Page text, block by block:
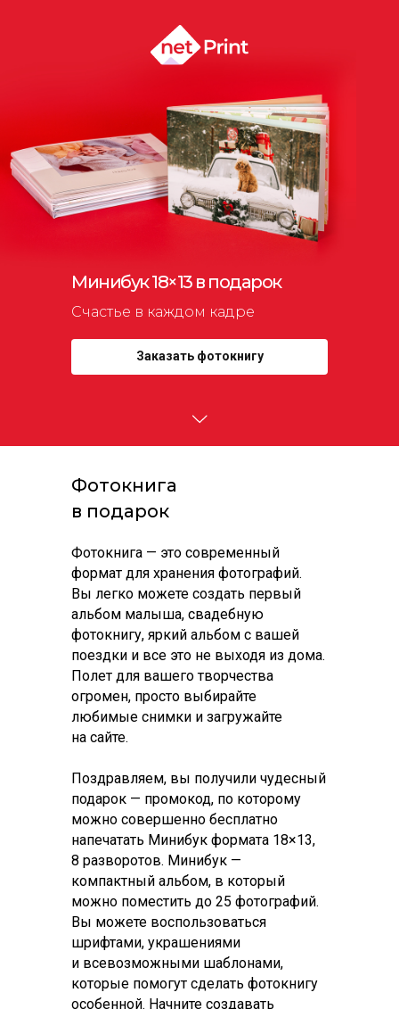
Счастье в каждом кадре
Заказать фотокнигу
Минибук 18×13 в подарок
Фотокнига
в подарок
Фотокнига — это современный
формат для хранения фотографий.
Вы легко можете создать первый
альбом малыша, свадебную
фотокнигу, яркий альбом с вашей
поездки и все это не выходя из дома.
Полет для вашего творчества
огромен, просто выбирайте
любимые снимки и загружайте
на сайте.
Поздравляем, вы получили чудесный
подарок — промокод, по которому
можно совершенно бесплатно
напечатать Минибук формата 18×13,
8 разворотов. Минибук —
компактный альбом, в который
можно поместить до 25 фотографий.
Вы можете воспользоваться
шрифтами, украшениями
и всевозможными шаблонами,
которые помогут сделать фотокнигу
особенной. Начните создавать